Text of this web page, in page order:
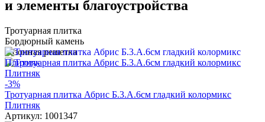
и элементы благоустройства
Тротуарная плитка
Бордюрный камень
Газонная решетка
-3%
Тротуарная плитка Абрис Б.3.А.6см гладкий колормикс
Плитняк
Артикул: 1001347